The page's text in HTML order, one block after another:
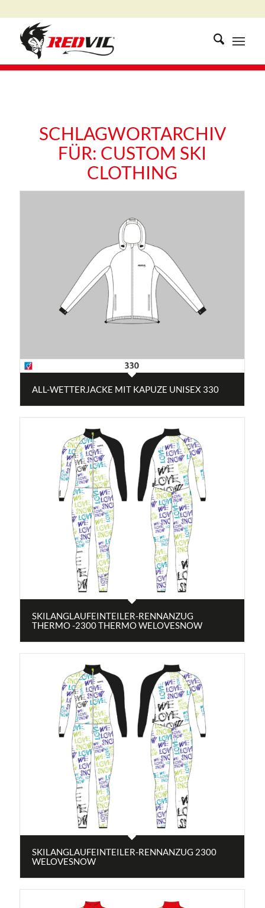
SCHLAGWORTARCHIV
FÜR: CUSTOM SKI
CLOTHING
ALL-WETTERJACKE MIT KAPUZE UNISEX 330
SKILANGLAUFEINTEILER-RENNANZUG
THERMO -2300 THERMO WELOVESNOW
SKILANGLAUFEINTEILER-RENNANZUG 2300
WELOVESNOW